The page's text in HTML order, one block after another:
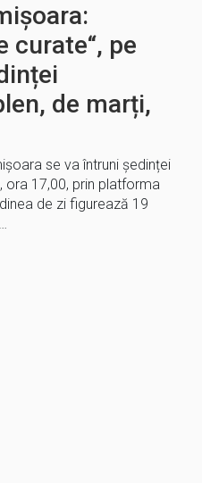
curate“, pe
de marți,
se va întruni ședinței
ora 17,00, prin platforma
de zi figurează 19